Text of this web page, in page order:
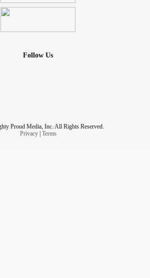
Follow Us
Proud Media, Inc. All Rights Reserved.
Privacy| Terms